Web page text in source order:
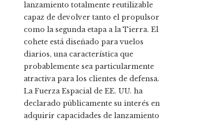
lanzamiento totalmente reutilizable
capaz de devolver tanto el propulsor
como la segunda etapa a la Tierra. El
cohete está diseñado para vuelos
diarios, una característica que
probablemente sea particularmente
atractiva para los clientes de defensa.
La Fuerza Espacial de EE. UU. ha
declarado públicamente su interés en
adquirir capacidades de lanzamiento